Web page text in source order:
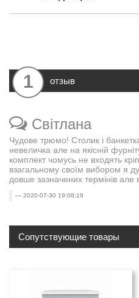
1 отзыв
Світлана
Чудове трюмо! Столик і
невеличка але на якісній
комплект чомусь не входять
взагальному своїм вибором я
довше зазначених термінів але
2020-07-30 19:08:19
Сопутствующие товары